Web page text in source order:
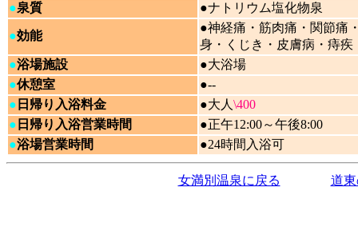
●泉質 ●ナトリウム塩化物泉
●効能
●神経痛・筋肉痛・関節痛
身・くじき・皮膚病・痔疾
●浴場施設
●大浴場
●休憩室
●--
● 日帰り入浴料金 ●大人 \400
● 日帰り入浴営業時間
●正午12:00～午後8:00
●浴場営業時間 ●24時間入浴可
女満別温泉に戻る 道